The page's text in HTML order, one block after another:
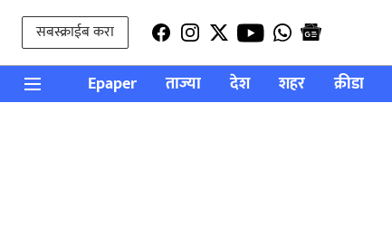
सबस्क्राईब करा
Epaper ताज्या देश शहर क्रीडा